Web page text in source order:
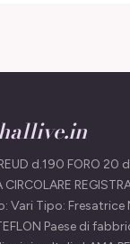
d.190 FORO 20
Vari Tipo: Fresatrice
Paese di